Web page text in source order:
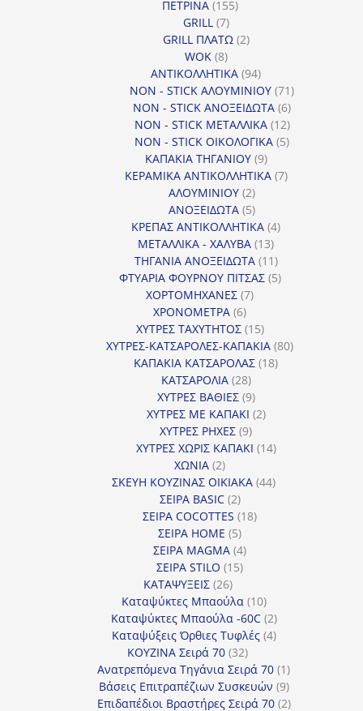
ΠΕΤΡΙΝΑ 155155
GRILL 77
προϊόντα
GRILL ΠΛΑΤΩ 22
WOK 88
προϊόντα
ΑΝΤΙΚΟΛΛΗΤΙΚΑ 9494
προϊόντα
NON - STICK ΑΛΟΥΜΙΝΙΟΥ 7171
προϊόντα
NON - STICK ΑΝΟΞΕΙΔΩΤΑ 66
προϊόντα
NON - STICK ΜΕΤΑΛΛΙΚΑ 1212
προϊόντα
NON - STICK ΟΙΚΟΛΟΓΙΚΑ 55
ΚΑΠΑΚΙΑ ΤΗΓΑΝΙΟΥ 99
προϊόντα
ΚΕΡΑΜΙΚΑ ΑΝΤΙΚΟΛΛΗΤΙΚΑ 77
ΑΛΟΥΜΙΝΙΟΥ 22
προϊόντα
ΑΝΟΞΕΙΔΩΤΑ 55
προϊόντα
ΚΡΕΠΑΣ ΑΝΤΙΚΟΛΛΗΤΙΚΑ 44
ΜΕΤΑΛΛΙΚΑ - ΧΑΛΥΒΑ 1313
προϊόντα
ΤΗΓΑΝΙΑ ΑΝΟΞΕΙΔΩΤΑ 1111
προϊόντα
ΦΤΥΑΡΙΑ ΦΟΥΡΝΟΥ ΠΙΤΣΑΣ 55
ΧΟΡΤΟΜΗΧΑΝΕΣ 77
ΧΡΟΝΟΜΕΤΡΑ 66
προϊόντα
ΧΥΤΡΕΣ ΤΑΧΥΤΗΤΟΣ 1515
προϊόντα
ΧΥΤΡΕΣ-ΚΑΤΣΑΡΟΛΕΣ-ΚΑΠΑΚΙΑ 8080
ΚΑΠΑΚΙΑ ΚΑΤΣΑΡΟΛΑΣ 1818
ΚΑΤΣΑΡΟΛΙΑ 2828
προϊόντα
ΧΥΤΡΕΣ ΒΑΘΙΕΣ 99
προϊόντα
ΧΥΤΡΕΣ ΜΕ ΚΑΠΑΚΙ 22
ΧΥΤΡΕΣ ΡΗΧΕΣ 99
προϊόντα
ΧΥΤΡΕΣ ΧΩΡΙΣ ΚΑΠΑΚΙ 1414
ΧΩΝΙΑ 22
προϊόντα
ΣΚΕΥΗ ΚΟΥΖΙΝΑΣ ΟΙΚΙΑΚΑ 4444
ΣΕΙΡΑ BASIC 22
προϊόντα
ΣΕΙΡΑ COCOTTES 1818
ΣΕΙΡΑ HOME 55
προϊόντα
ΣΕΙΡΑ MAGMA 44
προϊόντα
ΣΕΙΡΑ STILO 1515
ΚΑΤΑΨΥΞΕΙΣ 2626
προϊόντα
Καταψύκτες Μπαούλα 1010
προϊόντα
Καταψύκτες Μπαούλα -60C 22
προϊόντα
Καταψύξεις Όρθιες Τυφλές 44
ΚΟΥΖΙΝΑ Σειρά 70 3232
προϊόντα
Ανατρεπόμενα Τηγάνια Σειρά 70 11
προϊόν
Βάσεις Επιτραπέζιων Συσκευών 99
προϊόντα
Επιδαπέδιοι Βραστήρες Σειρά 70 22